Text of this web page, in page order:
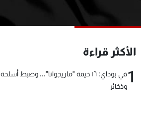
الأكثر قراءة
1
في بوداي: ١٦ خيمة "ماريجوانا"... وضبط أسلحة
وذخائر
لاعلاناتكم